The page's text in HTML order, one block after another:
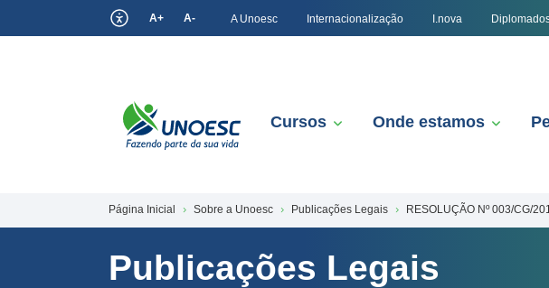
A+ A- A Unoesc Internacionalização I.nova
Cursos Onde estamos
Página Inicial Sobre a Unoesc Publicações Legais RESOLUÇÃO Nº 003/CG/
Publicações Legais